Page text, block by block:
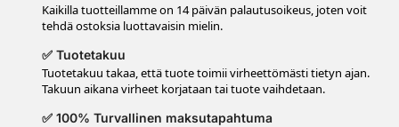
Kaikilla tuotteillamme on 14 päivän palautusoikeus, joten voit
tehdä ostoksia luottavaisin mielin.
✅ Tuotetakuu
Tuotetakuu takaa, että tuote toimii virheettömästi tietyn ajan.
Takuun aikana virheet korjataan tai tuote vaihdetaan.
✅ 100% Turvallinen maksutapahtuma